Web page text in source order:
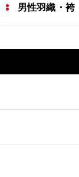
男性羽織・袴